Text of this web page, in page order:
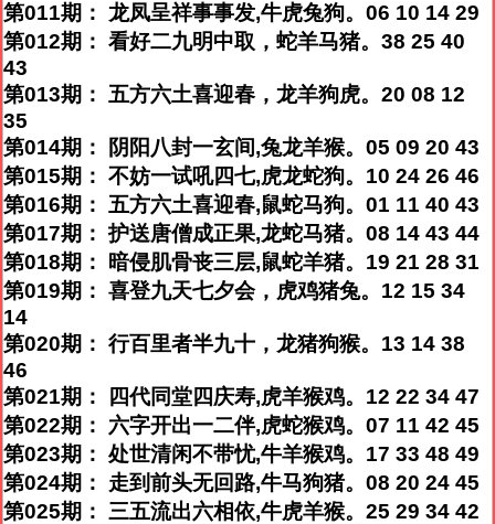
第011期： 龙凤呈祥事事发,牛虎兔狗。06 10 14 29
第012期： 看好二九明中取，蛇羊马猪。38 25 40
43
第013期： 五方六土喜迎春，龙羊狗虎。20 08 12
35
第014期： 阴阳八封一玄间,兔龙羊猴。05 09 20 43
第015期： 不妨一试吼四七,虎龙蛇狗。10 24 26 46
第016期： 五方六土喜迎春,鼠蛇马狗。01 11 40 43
第017期： 护送唐僧成正果,龙蛇马猪。08 14 43 44
第018期： 暗侵肌骨丧三层,鼠蛇羊猪。19 21 28 31
第019期： 喜登九天七夕会，虎鸡猪兔。12 15 34
14
第020期： 行百里者半九十，龙猪狗猴。13 14 38
46
第021期： 四代同堂四庆寿,虎羊猴鸡。12 22 34 47
第022期： 六字开出一二伴,虎蛇猴鸡。07 11 42 45
第023期： 处世清闲不带忧,牛羊猴鸡。17 33 48 49
第024期： 走到前头无回路,牛马狗猪。08 20 24 45
第025期： 三五流出六相依,牛虎羊猴。25 29 34 42